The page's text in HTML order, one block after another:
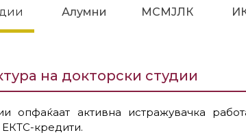
Алумни МСМЈЛК
на докторски студии
опфаќаат активна истражувачка
ЕКТС-кредити.